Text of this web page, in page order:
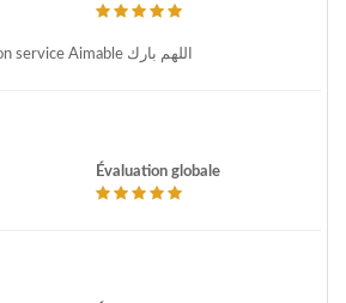
Ponctualité 👌 Très bon service Aimable اللهم بارك
Évaluation globale